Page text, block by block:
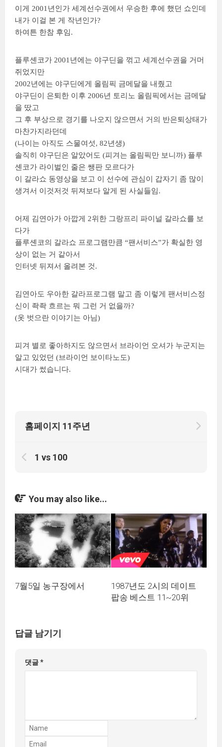
이게 2001년인가 세계선수권에서 우승한 후에 했던 쇼인데
내가 이걸 본 게 작년인가?
하여튼 한참 후임.
플루셴코가 2001년에는 야구딘을 꺾고 세계선수권을 거머
쥐었지만
2002년에는 야구딘에게 올림픽 금메달을 내줬고
야구딘이 은퇴한 이후 2006년 토리노 올림픽에서는 금메달
을 땄고
그 후 부상으로 경기를 나오지 않으면서 거의 반은퇴상태가
마찬가지라던데
(나이는 아직도 스물여섯, 82년생)
솔직히 야구딘은 알았어도 (피겨는 올림픽만 보니까) 플루
셴코가 라이벌인 줄은 쌩판 모르다가
이 갈라쇼 동영상을 보고 이 선수에 관심이 갑자기 좀 많이
생겨서 이것저것 뒤져보다 알게 된 사실들임.
어제 김연아가 아깝게 2위한 그랑프리 파이널 갈라쇼를 보
다가
플루셴코의 갈라쇼 프로그램만큼 “팬서비스”가 확실한 영
상이 없는 거 같아서
인터넷 뒤져서 올려본 것.
김연아도 우아한 갈라프로그램 말고 좀 이렇게 팬서비스정
신이 좍좍 흐르는 뭐 그런 거 없을까?
(옷 벗으란 이야기는 아님)
피겨 별로 좋아하지도 않으면서 브라이언 오셔가 누군지는
알고 있었던 (브라이언 보이타노도)
시대가 썼습니다.
홈페이지 11주년
1 vs 100
You may also like...
7월5일 농구장에서
1987년도 2시의 데이트
팝송 베스트 11~20위
답글 남기기
댓글*